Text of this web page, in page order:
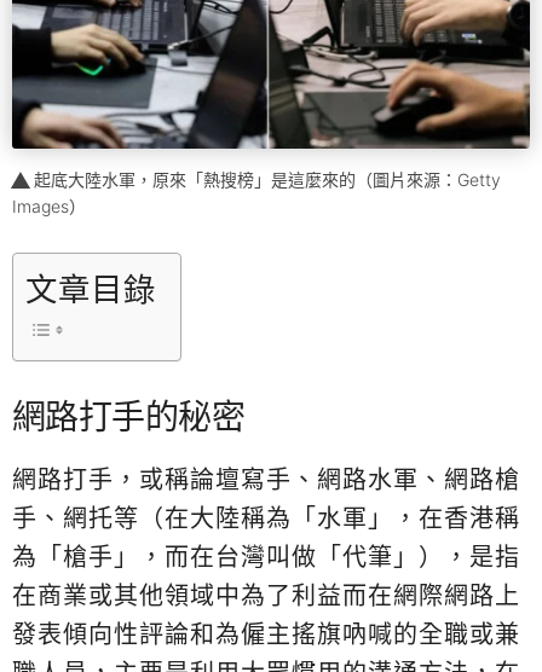
起底大陸水軍，原來「熱搜榜」是這麼來的（圖片來源：Getty
Images）
文章目錄
網路打手的秘密
網路打手，或稱論壇寫手、網路水軍、網路槍
手、網托等（在大陸稱為「水軍」，在香港稱
為「槍手」，而在台灣叫做「代筆」），是指
在商業或其他領域中為了利益而在網際網路上
發表傾向性評論和為僱主搖旗吶喊的全職或兼